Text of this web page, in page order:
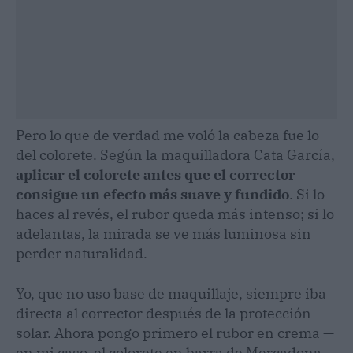
Pero lo que de verdad me voló la cabeza fue lo
del colorete. Según la maquilladora Cata García,
aplicar el colorete antes que el corrector
consigue un efecto más suave y fundido. Si lo
haces al revés, el rubor queda más intenso; si lo
adelantas, la mirada se ve más luminosa sin
perder naturalidad.
Yo, que no uso base de maquillaje, siempre iba
directa al corrector después de la protección
solar. Ahora pongo primero el rubor en crema —